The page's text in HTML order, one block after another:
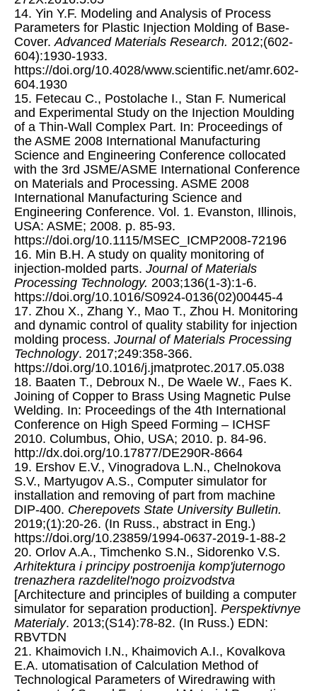
14. Yin Y.F. Modeling and Analysis of Process
Parameters for Plastic Injection Molding of Base-
Cover. Advanced Materials Research. 2012;(602-
604):1930-1933.
https://doi.org/10.4028/www.scientific.net/amr.602-
604.1930
15. Fetecau C., Postolache I., Stan F. Numerical
and Experimental Study on the Injection Moulding
of a Thin-Wall Complex Part. In: Proceedings of
the ASME 2008 International Manufacturing
Science and Engineering Conference collocated
with the 3rd JSME/ASME International Conference
on Materials and Processing. ASME 2008
International Manufacturing Science and
Engineering Conference. Vol. 1. Evanston, Illinois,
USA: ASME; 2008. p. 85-93.
https://doi.org/10.1115/MSEC_ICMP2008-72196
16. Min B.H. A study on quality monitoring of
injection-molded parts. Journal of Materials
Processing Technology. 2003;136(1-3):1-6.
https://doi.org/10.1016/S0924-0136(02)00445-4
17. Zhou X., Zhang Y., Mao T., Zhou H. Monitoring
and dynamic control of quality stability for injection
molding process. Journal of Materials Processing
Technology. 2017;249:358-366.
https://doi.org/10.1016/j.jmatprotec.2017.05.038
18. Baaten T., Debroux N., De Waele W., Faes K.
Joining of Copper to Brass Using Magnetic Pulse
Welding. In: Proceedings of the 4th International
Conference on High Speed Forming ‒ ICHSF
2010. Columbus, Ohio, USA; 2010. p. 84-96.
http://dx.doi.org/10.17877/DE290R-8664
19. Ershov E.V., Vinogradova L.N., Chelnokova
S.V., Martyugov A.S., Computer simulator for
installation and removing of part from machine
DIP-400. Cherepovets State University Bulletin.
2019;(1):20-26. (In Russ., abstract in Eng.)
https://doi.org/10.23859/1994-0637-2019-1-88-2
20. Orlov A.A., Timchenko S.N., Sidorenko V.S.
Arhitektura i principy postroenija komp'juternogo
trenazhera razdelitel'nogo proizvodstva
[Architecture and principles of building a computer
simulator for separation production]. Perspektivnye
Materialy. 2013;(S14):78-82. (In Russ.) EDN:
RBVTDN
21. Khaimovich I.N., Khaimovich A.I., Kovalkova
E.A. utomatisation of Calculation Method of
Technological Parameters of Wiredrawing with